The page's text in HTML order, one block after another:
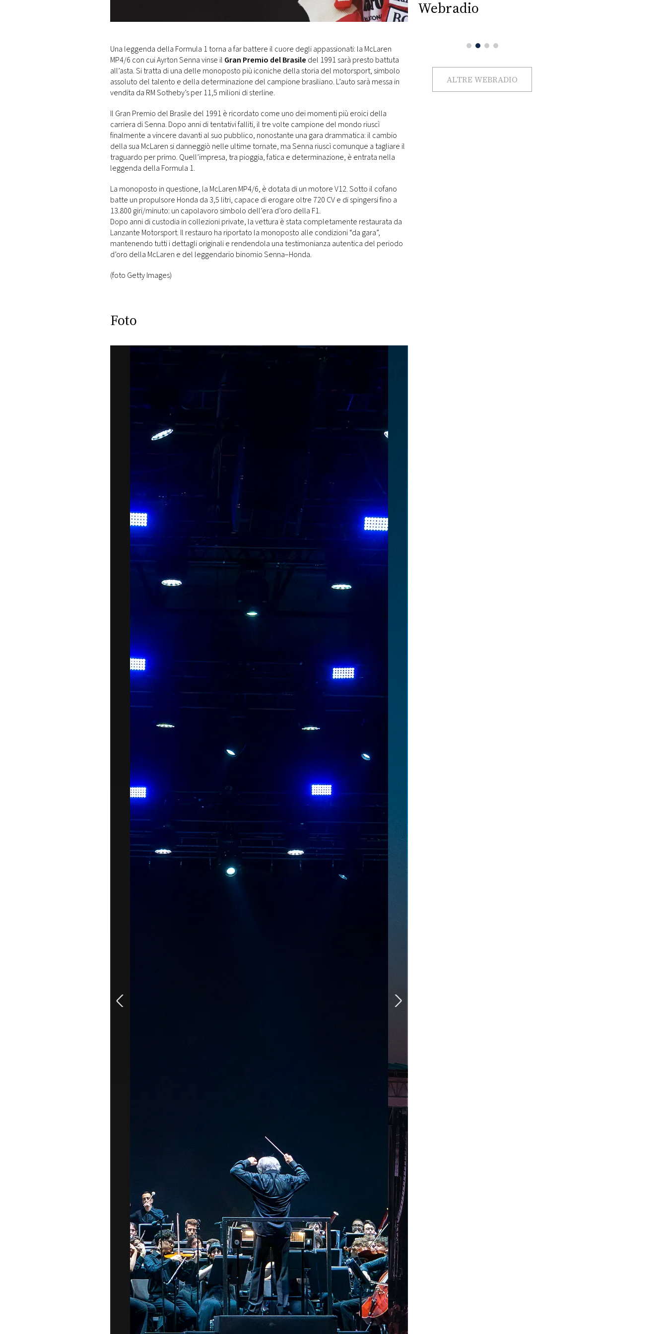
RMC
CONSIGLIA
Una leggenda della Formula 1 torna a far battere il cuore degli appassionati: la McLaren
MP4/6 con cui Ayrton Senna vinse il Gran Premio del Brasile del 1991 sarà presto battuta
all’asta. Si tratta di una delle monoposto più iconiche della storia del motorsport, simbolo
assoluto del talento e della determinazione del campione brasiliano. L’auto sarà messa in
vendita da RM Sotheby’s per 11,5 milioni di sterline.
Il Gran Premio del Brasile del 1991 è ricordato come uno dei momenti più eroici della
carriera di Senna. Dopo anni di tentativi falliti, il tre volte campione del mondo riuscì
finalmente a vincere davanti al suo pubblico, nonostante una gara drammatica: il cambio
della sua McLaren si danneggiò nelle ultime tornate, ma Senna riuscì comunque a tagliare il
traguardo per primo. Quell’impresa, tra pioggia, fatica e determinazione, è entrata nella
leggenda della Formula 1.
La monoposto in questione, la McLaren MP4/6, è dotata di un motore V12. Sotto il cofano
batte un propulsore Honda da 3,5 litri, capace di erogare oltre 720 CV e di spingersi fino a
13.800 giri/minuto: un capolavoro simbolo dell’era d’oro della F1.
Dopo anni di custodia in collezioni private, la vettura è stata completamente restaurata da
Lanzante Motorsport. Il restauro ha riportato la monoposto alle condizioni “da gara”,
mantenendo tutti i dettagli originali e rendendola una testimonianza autentica del periodo
d’oro della McLaren e del leggendario binomio Senna–Honda.
(foto Getty Images)
Foto
Webradio
ALTRE WEBRADIO